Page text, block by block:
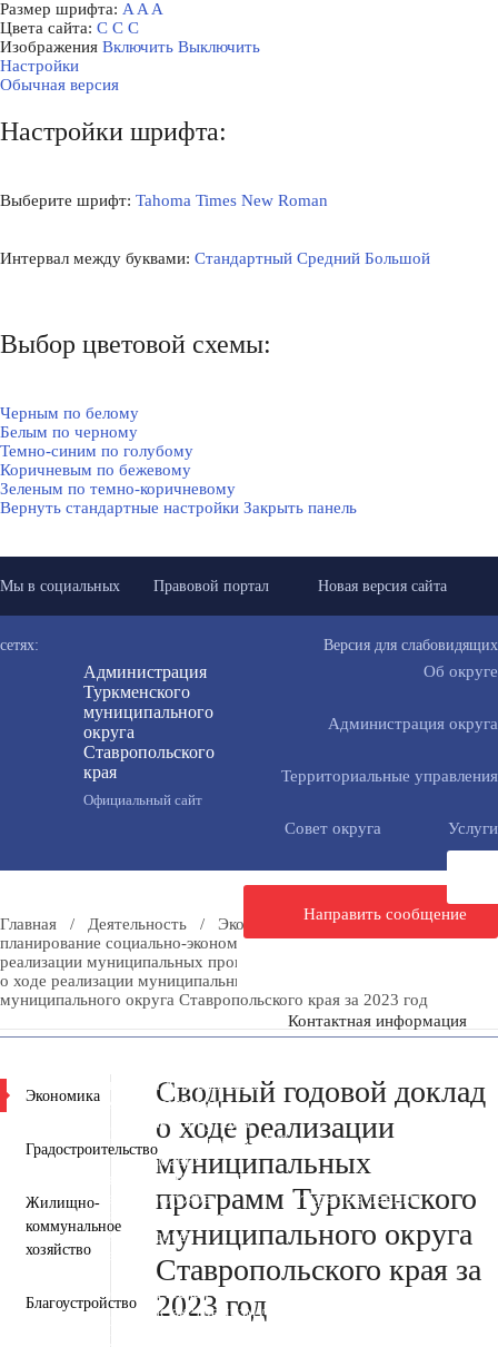
Размер шрифта: A A A
Цвета сайта: С С С
Изображения Включить Выключить
Настройки
Обычная версия
Настройки шрифта:
Выберите шрифт: Tahoma Times New Roman
Интервал между буквами: Стандартный Средний Большой
Выбор цветовой схемы:
Черным по белому
Белым по черному
Темно-синим по голубому
Коричневым по бежевому
Зеленым по темно-коричневому
Вернуть стандартные настройки Закрыть панель
Мы в социальных
сетях:
Правовой портал Новая версия сайта
Версия для слабовидящих
Администрация
Туркменского
муниципального
округа
Ставропольского
края
Официальный сайт
Об округе
Администрация округа
Территориальные управления
Совет округа Услуги
Направить сообщение
Контактная информация
Инвестиционная деятельность
Общественная приемная
Противодействие коррупции
Информация для участников СВО и членов их семей
Полезная информация
Формирование комфортной городской среды
Муниципальная служба
Открытые данные
Открытый бюджет для граждан
Общественный совет
Защита населения и территорий от чрезвычайных
Антитеррористическая комиссия
Противодействие экстремизму и терроризму
Главная / Деятельность / Экономика /
Стратегическое
планирование социально-экономического развития
/
Отчет
реализации муниципальных программ
о ходе реализации муниципальных программ Туркменского
муниципального округа Ставропольского края за 2023 год
Экономика
Градостроительство
Жилищно-
коммунальное
хозяйство
Благоустройство
Сводный годовой доклад
о ходе реализации
муниципальных
программ Туркменского
муниципального округа
Ставропольского края за
2023 год